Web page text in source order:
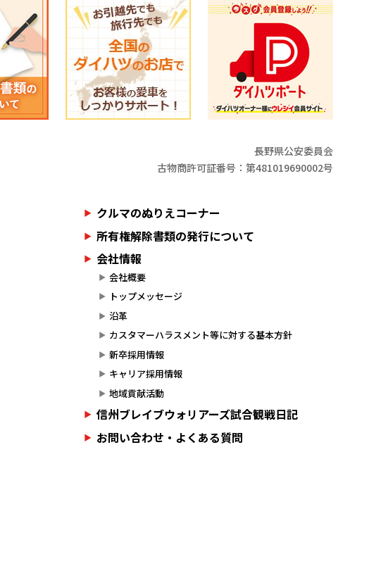
長野県公安委員会
古物商許可証番号：第481019690002号
クルマのぬりえコーナー
所有権解除書類の発行について
会社情報
会社概要
トップメッセージ
沿革
カスタマーハラスメント等に対する基本方針
新卒採用情報
キャリア採用情報
地域貢献活動
信州ブレイブウォリアーズ試合観戦日記
お問い合わせ・よくある質問